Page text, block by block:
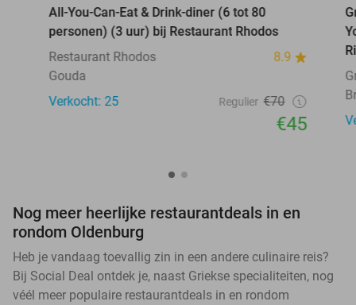
All-You-Can-Eat & Drink-diner (6 tot 80
personen) (3 uur) bij Restaurant Rhodos
Restaurant Rhodos
8.9
Gouda
Verkocht: 25
Regulier €70
€45
Nog meer heerlijke restaurantdeals in en
rondom Oldenburg
Heb je vandaag toevallig zin in een andere culinaire reis?
Bij Social Deal ontdek je, naast Griekse specialiteiten, nog
véél meer populaire restaurantdeals in en rondom